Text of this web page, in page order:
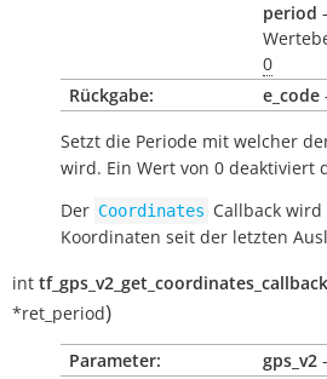
period
0
Rückgabe:
e_code
Setzt die Periode mit welcher
wird. Ein Wert von 0 deaktiviert
Der Coordinates Callback
Koordinaten seit der letzten
int
*ret_period)
Parameter: gps_v2